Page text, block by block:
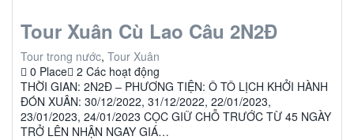
Tour Xuân Cù Lao Câu 2N2Đ
Tour trong nước, Tour Xuân
0 Place 2 Các hoạt động
THỜI GIAN: 2N2Đ – PHƯƠNG TIỆN: Ô TÔ LỊCH KHỞI HÀNH
ĐÓN XUÂN: 30/12/2022, 31/12/2022, 22/01/2023,
23/01/2023, 24/01/2023 CỌC GIỮ CHỖ TRƯỚC TỪ 45 NGÀY
TRỞ LÊN NHẬN NGAY GIÁ…